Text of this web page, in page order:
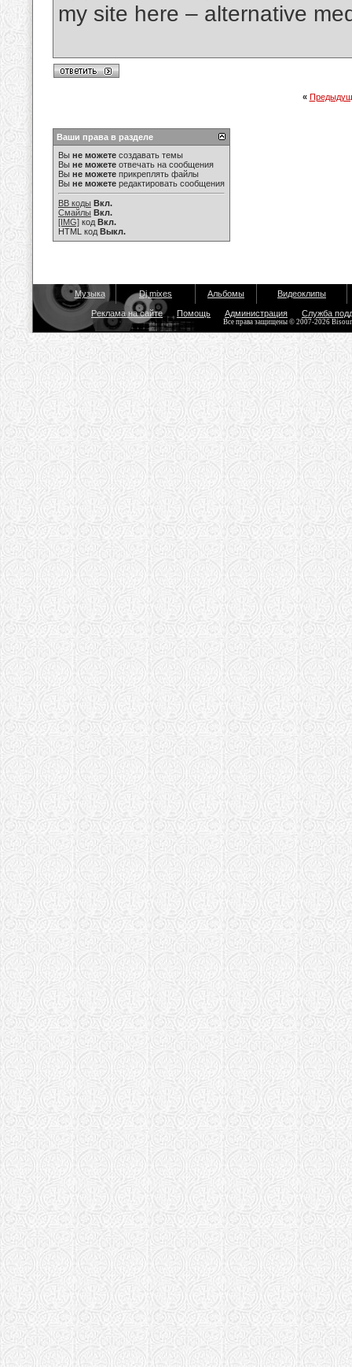
my site here – alternative
«
Ваши права в разделе
Вы не можете создавать темы
Вы не можете отвечать на сообщения
Вы не можете прикреплять файлы
Вы не можете редактировать сообщения
BB коды Вкл.
Смайлы Вкл.
[IMG] код Вкл.
HTML код Выкл.
Музыка Dj mixes Альбомы Видеоклипы
Реклама на сайте Помощь Администрация Служба
Все права защищены © 2007-2026